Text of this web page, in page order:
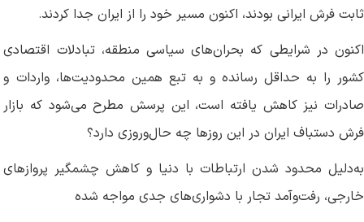
ثابت فرش ایرانی بودند، اکنون مسیر خود را از ایران جدا کردند.
اکنون در شرایطی که بحران‌های سیاسی منطقه، تبادلات اقتصادی
کشور را به حداقل رسانده و به تبع همین محدودیت‌ها، واردات و
صادرات نیز کاهش یافته است، این پرسش مطرح می‌شود که بازار
فرش دستباف ایران در این روزها چه حال‌وروزی دارد؟
به‌دلیل محدود شدن ارتباطات با دنیا و کاهش چشمگیر پروازهای
خارجی، رفت‌وآمد تجار با دشواری‌های جدی مواجه شده